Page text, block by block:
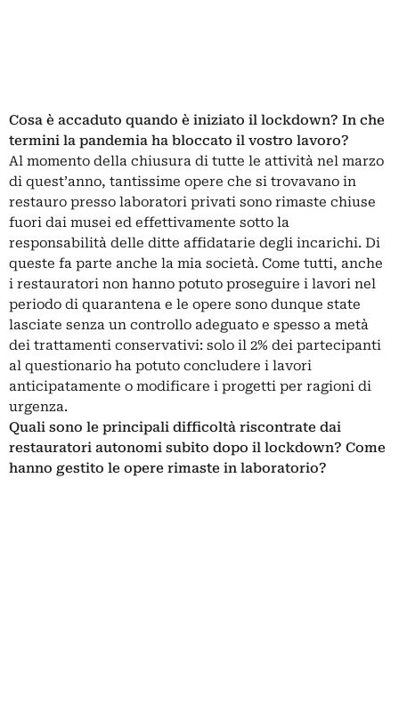
Cosa è accaduto quando è iniziato il lockdown? In che
termini la pandemia ha bloccato il vostro lavoro?
Al momento della chiusura di tutte le attività nel marzo
di quest’anno, tantissime opere che si trovavano in
restauro presso laboratori privati sono rimaste chiuse
fuori dai musei ed effettivamente sotto la
responsabilità delle ditte affidatarie degli incarichi. Di
queste fa parte anche la mia società. Come tutti, anche
i restauratori non hanno potuto proseguire i lavori nel
periodo di quarantena e le opere sono dunque state
lasciate senza un controllo adeguato e spesso a metà
dei trattamenti conservativi: solo il 2% dei partecipanti
al questionario ha potuto concludere i lavori
anticipatamente o modificare i progetti per ragioni di
urgenza.
Quali sono le principali difficoltà riscontrate dai
restauratori autonomi subito dopo il lockdown? Come
hanno gestito le opere rimaste in laboratorio?